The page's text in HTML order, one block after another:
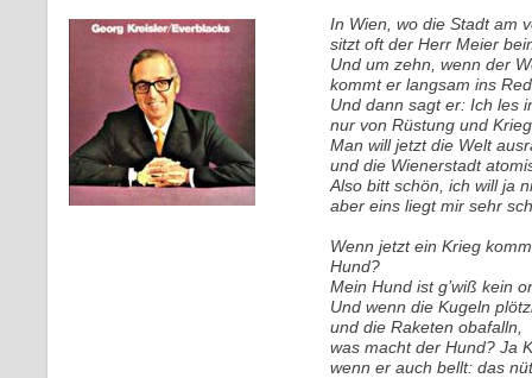
In Wien, wo die Stadt am
sitzt oft der Herr Meier
Und um zehn, wenn der
kommt er langsam ins
Und dann sagt er: Ich les
nur von Rüstung und
Man will jetzt die Welt
und die Wienerstadt
Also bitt schön, ich will ja
aber eins liegt mir sehr
Wenn jetzt ein Krieg
Hund?
Mein Hund ist g’wiß kein
Und wenn die Kugeln
und die Raketen obafalln,
was macht der Hund? Ja
wenn er auch bellt: das